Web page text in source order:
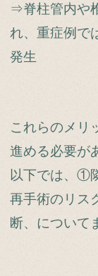
⇒脊柱管内や
れ、重症例で
発生
これらのメリ
進める必要が
以下では、①
再手術のリス
断、について